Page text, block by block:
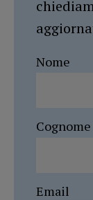
Nome
Cognome
Email